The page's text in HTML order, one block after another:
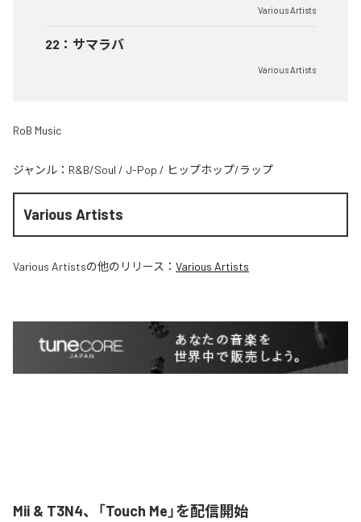
Various Artists
22 ： サマラバ
Various Artists
RoB Music
ジャンル： R&B/Soul / J-Pop / ヒップホップ/ラップ
Various Artists
Various Artistsの他のリリース： Various Artists
Mii & T3N4、「Touch Me」を配信開始